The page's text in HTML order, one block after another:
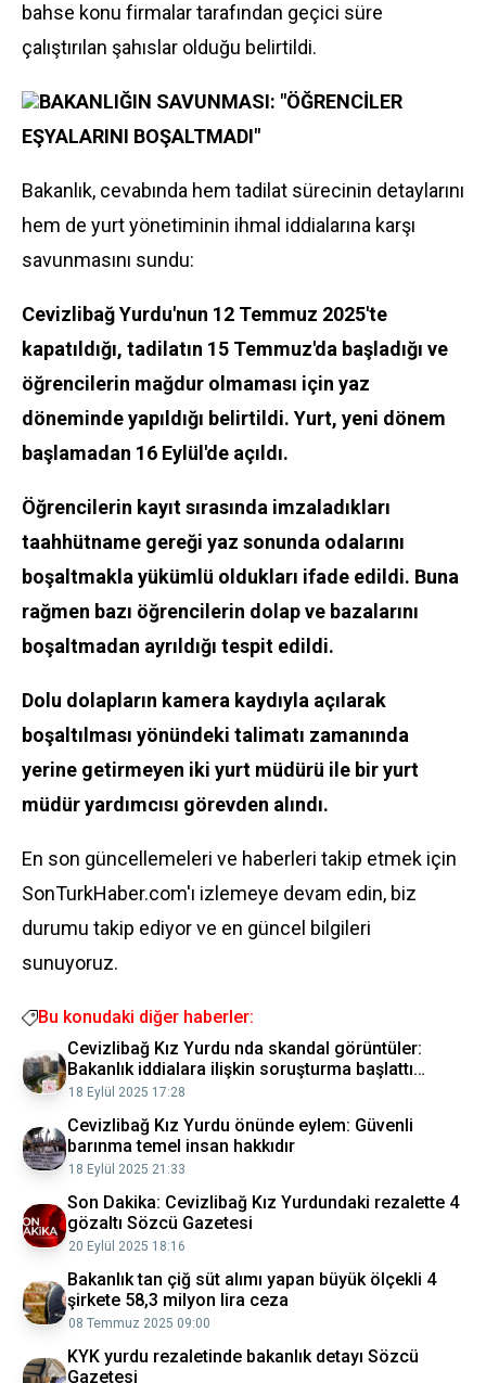
bahse konu firmalar tarafından geçici süre
çalıştırılan şahıslar olduğu belirtildi.
BAKANLIĞIN SAVUNMASI: "ÖĞRENCİLER
EŞYALARINI BOŞALTMADI"
Bakanlık, cevabında hem tadilat sürecinin detaylarını
hem de yurt yönetiminin ihmal iddialarına karşı
savunmasını sundu:
Cevizlibağ Yurdu'nun 12 Temmuz 2025'te
kapatıldığı, tadilatın 15 Temmuz'da başladığı ve
öğrencilerin mağdur olmaması için yaz
döneminde yapıldığı belirtildi. Yurt, yeni dönem
başlamadan 16 Eylül'de açıldı.
Öğrencilerin kayıt sırasında imzaladıkları
taahhütname gereği yaz sonunda odalarını
boşaltmakla yükümlü oldukları ifade edildi. Buna
rağmen bazı öğrencilerin dolap ve bazalarını
boşaltmadan ayrıldığı tespit edildi.
Dolu dolapların kamera kaydıyla açılarak
boşaltılması yönündeki talimatı zamanında
yerine getirmeyen iki yurt müdürü ile bir yurt
müdür yardımcısı görevden alındı.
En son güncellemeleri ve haberleri takip etmek için
SonTurkHaber.com'ı izlemeye devam edin, biz
durumu takip ediyor ve en güncel bilgileri
sunuyoruz.
Bu konudaki diğer haberler:
Cevizlibağ Kız Yurdu nda skandal görüntüler:
Bakanlık iddialara ilişkin soruşturma başlattı
Politika Haberleri
18 Eylül 2025 17:28
Cevizlibağ Kız Yurdu önünde eylem: Güvenli
barınma temel insan hakkıdır
18 Eylül 2025 21:33
Son Dakika: Cevizlibağ Kız Yurdundaki rezalette 4
gözaltı Sözcü Gazetesi
20 Eylül 2025 18:16
Bakanlık tan çiğ süt alımı yapan büyük ölçekli 4
şirkete 58,3 milyon lira ceza
08 Temmuz 2025 09:00
KYK yurdu rezaletinde bakanlık detayı Sözcü
Gazetesi